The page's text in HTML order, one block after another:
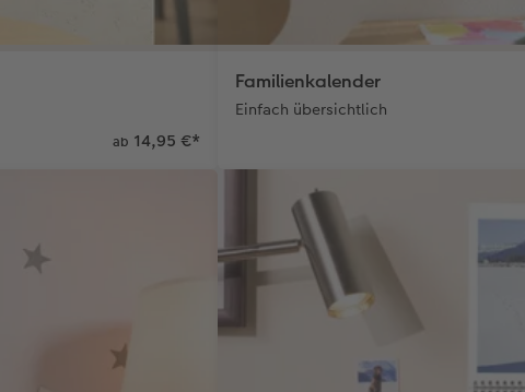
ab 14,95 €*
Familienkalender
Einfach übersichtlich